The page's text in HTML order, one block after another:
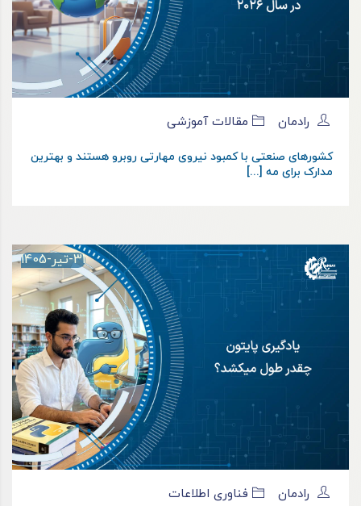
رادمان مقالات آموزشی
کشورهای صنعتی با کمبود نیروی مهارتی روبرو هستند و بهترین
مدارک برای مه [...]
31-تیر-1405
رادمان فناوری اطلاعات